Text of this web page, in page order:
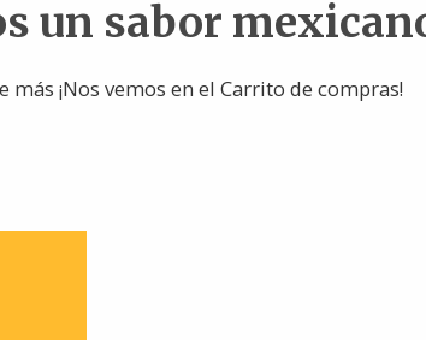
un sabor
¡Nos vemos en el Carrito de compras!